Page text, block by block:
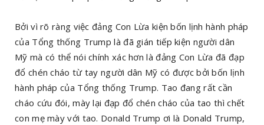
Bởi vì rõ ràng việc đảng Con Lừa kiện bốn lịnh hành pháp
của Tổng thống Trump là đã gián tiếp kiện người dân
Mỹ mà có thể nói chính xác hơn là đảng Con Lừa đã đạp
đổ chén cháo từ tay người dân Mỹ có được bởi bốn lịnh
hành pháp của Tổng thống Trump. Tao đang rất cần
cháo cứu đói, mày lại đạp đổ chén cháo của tao thì chết
con mẹ mày với tao. Donald Trump ơi là Donald Trump,